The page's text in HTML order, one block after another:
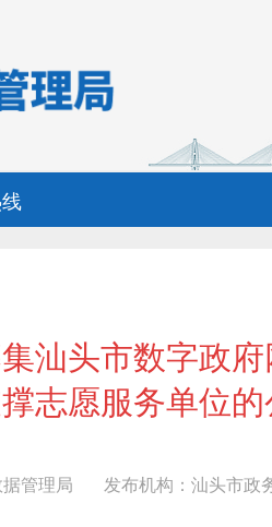
汕头市数字政
志愿服务单位的
管理局 发布机构：汕头市政